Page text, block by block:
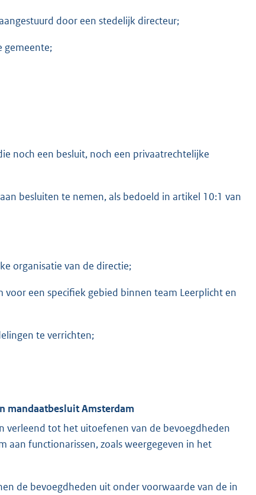
door een stedelijk directeur;
gemeente;
noch een besluit, noch een privaatrechtelijke
besluiten te nemen, als bedoeld in artikel 10:1 van
organisatie van de directie;
een specifiek gebied binnen team Leerplicht en
te verrichten;
mandaatbesluit Amsterdam
tot het uitoefenen van de bevoegdheden
aan functionarissen, zoals weergegeven in het
de bevoegdheden uit onder voorwaarde van de in